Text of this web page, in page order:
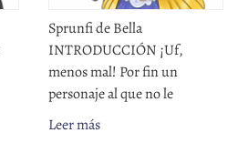
Sprunfi de Bella
INTRODUCCIÓN ¡Uf,
menos mal! Por fin un
personaje al que no le
Leer más